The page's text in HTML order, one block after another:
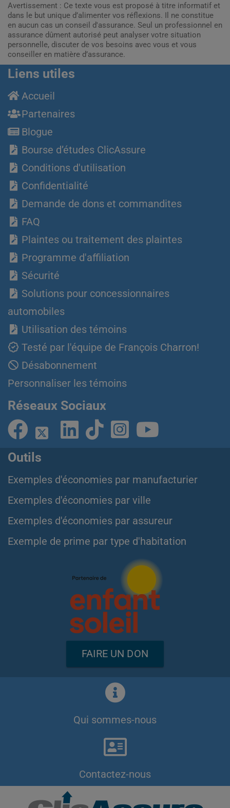
Avertissement : Ce texte vous est proposé à titre informatif et
dans le but unique d’alimenter vos réflexions. Il ne constitue
en aucun cas un conseil d'assurance. Seul un professionnel en
assurance dûment autorisé peut analyser votre situation
personnelle, discuter de vos besoins avec vous et vous
conseiller en matière d’assurance.
Liens utiles
Accueil
Partenaires
Blogue
Bourse d’études ClicAssure
Conditions d'utilisation
Confidentialité
Demande de dons et commandites
FAQ
Plaintes ou traitement des plaintes
Programme d'affiliation
Sécurité
Solutions pour concessionnaires
automobiles
Utilisation des témoins
Testé par l'équipe de François Charron!
Désabonnement
Personnaliser les témoins
Réseaux Sociaux
Outils
Exemples d'économies par manufacturier
Exemples d'économies par ville
Exemples d'économies par assureur
Exemple de prime par type d'habitation
FAIRE UN DON
Qui sommes-nous
Contactez-nous